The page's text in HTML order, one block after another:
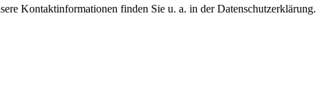
Kontaktinformationen finden Sie u. a. in der Datenschutzerklärung.